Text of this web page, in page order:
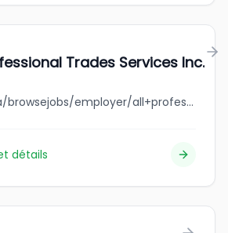
Trades Services Inc.
jobbank.gc.ca/browsejobs/employer/all+professional+trades+services+inc./ca
détails